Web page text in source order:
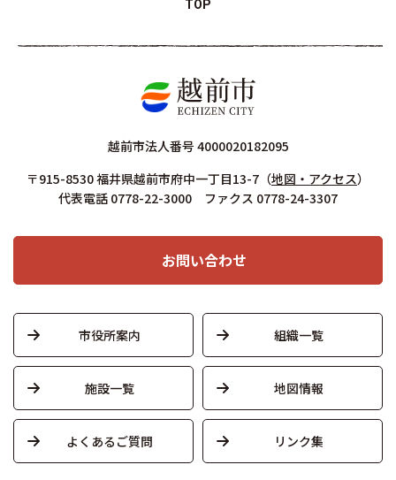
TOP
越前市法人番号 4000020182095
〒915-8530 福井県越前市府中一丁目13-7 （地図・アクセス）
代表電話 0778-22-3000 ファクス 0778-24-3307
お問い合わせ
市役所案内 組織一覧
施設一覧 地図情報
よくあるご質問 リンク集